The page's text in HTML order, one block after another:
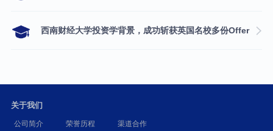
西南财经大学投资学背景，成功斩获英国名校多份Offer
关于我们
公司简介 荣誉历程 渠道合作